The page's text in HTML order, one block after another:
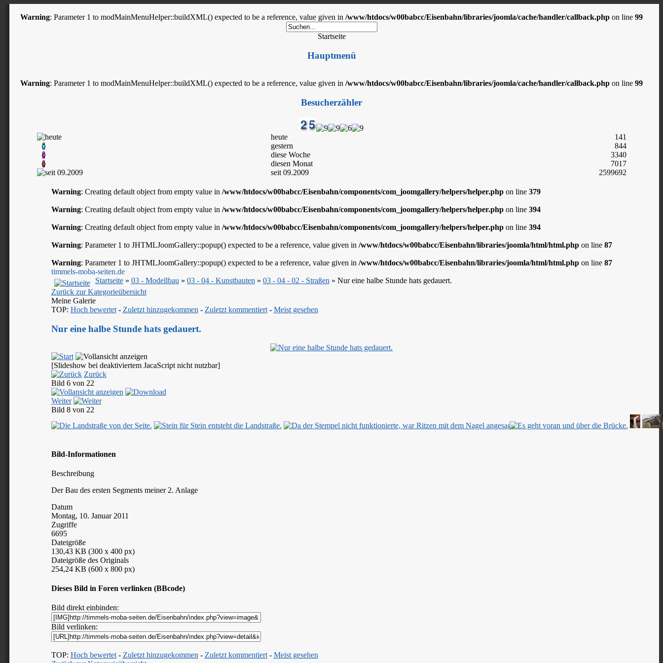
Warning: Parameter 1 to modMainMenuHelper::buildXML() expected to be a reference, value given in /www/htdocs/w00babcc/Eisenbahn/libraries/joomla/cache/handler/callback.php on line 99
Startseite
Hauptmenü
Warning: Parameter 1 to modMainMenuHelper::buildXML() expected to be a reference, value given in /www/htdocs/w00babcc/Eisenbahn/libraries/joomla/cache/handler/callback.php on line 99
Besucherzähler
heute
141
gestern
844
diese Woche
3340
diesen Monat
7017
seit 09.2009
2599692
Warning: Creating default object from empty value in /www/htdocs/w00babcc/Eisenbahn/components/com_joomgallery/helpers/helper.phpon line 379
Warning: Creating default object from empty value in /www/htdocs/w00babcc/Eisenbahn/components/com_joomgallery/helpers/helper.phpon line 394
Warning: Creating default object from empty value in /www/htdocs/w00babcc/Eisenbahn/components/com_joomgallery/helpers/helper.phpon line 394
Warning: Parameter 1 to JHTMLJoomGallery::popup() expected to be a reference, value given in /www/htdocs/w00babcc/Eisenbahn/libraries/joomla/html/html.phpon line 87
Warning: Parameter 1 to JHTMLJoomGallery::popup() expected to be a reference, value given in /www/htdocs/w00babcc/Eisenbahn/libraries/joomla/html/html.phpon line 87
timmels-moba-seiten.de
Startseite» 03 - Modellbau » 03 - 04 - Kunstbauten » 03 - 04 - 02 - Straßen » Nur eine halbe Stunde hats gedauert.
Zurück zur Kategorieübersicht
Meine Galerie
TOP: Hoch bewertet- Zuletzt hinzugekommen - Zuletzt kommentiert- Meist gesehen
Nur eine halbe Stunde hats gedauert.
[Slideshow bei deaktiviertem JacaScript nicht nutzbar]
Zurück
Bild 6 von 22
Weiter
Bild 8 von 22
Bild-Informationen
Beschreibung
Der Bau des ersten Segments meiner 2. Anlage
Datum
Montag, 10. Januar 2011
Zugriffe
6695
Dateigröße
130,43 KB (300 x 400 px)
Dateigröße des Originals
254,24 KB (600 x 800 px)
Dieses Bild in Foren verlinken (BBcode)
Bild direkt einbinden:
Bild verlinken:
TOP: Hoch bewertet- Zuletzt hinzugekommen - Zuletzt kommentiert- Meist gesehen